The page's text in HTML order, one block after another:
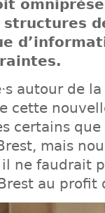
structures
autour de
cette
certains
mais
ne faudrait
au profit